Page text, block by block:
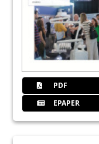
PDF
EPAPER